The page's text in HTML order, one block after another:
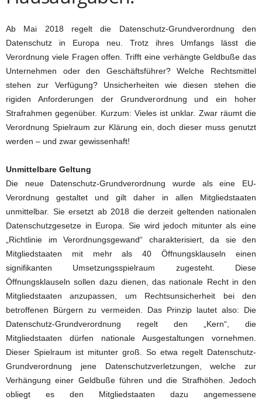
Ab Mai 2018 regelt die Datenschutz-Grundverordnung den
Datenschutz in Europa neu. Trotz ihres Umfangs lässt die
Verordnung viele Fragen offen. Trifft eine verhängte Geldbuße das
Unternehmen oder den Geschäftsführer? Welche Rechtsmittel
stehen zur Verfügung? Unsicherheiten wie diesen stehen die
rigiden Anforderungen der Grundverordnung und ein hoher
Strafrahmen gegenüber. Kurzum: Vieles ist unklar. Zwar räumt die
Verordnung Spielraum zur Klärung ein, doch dieser muss genutzt
werden – und zwar gewissenhaft!
Unmittelbare Geltung
Die neue Datenschutz-Grundverordnung wurde als eine EU-
Verordnung gestaltet und gilt daher in allen Mitgliedstaaten
unmittelbar. Sie ersetzt ab 2018 die derzeit geltenden nationalen
Datenschutzgesetze in Europa. Sie wird jedoch mitunter als eine
„Richtlinie im Verordnungsgewand“ charakterisiert, da sie den
Mitgliedstaaten mit mehr als 40 Öffnungsklauseln einen
signifikanten Umsetzungsspielraum zugesteht. Diese
Öffnungsklauseln sollen dazu dienen, das nationale Recht in den
Mitgliedstaaten anzupassen, um Rechtsunsicherheit bei den
betroffenen Bürgern zu vermeiden. Das Prinzip lautet also: Die
Datenschutz-Grundverordnung regelt den „Kern“, die
Mitgliedstaaten dürfen nationale Ausgestaltungen vornehmen.
Dieser Spielraum ist mitunter groß. So etwa regelt Datenschutz-
Grundverordnung jene Datenschutzverletzungen, welche zur
Verhängung einer Geldbuße führen und die Strafhöhen. Jedoch
obliegt es den Mitgliedstaaten dazu angemessene